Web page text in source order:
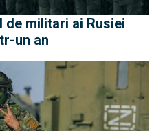
de militari ai Rusiei
un an